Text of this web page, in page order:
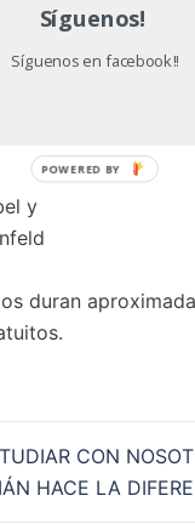
/ Villarrica
y
duran
CON
HACE LA
Síguenos!
Síguenos en facebook!!
POWERED BY